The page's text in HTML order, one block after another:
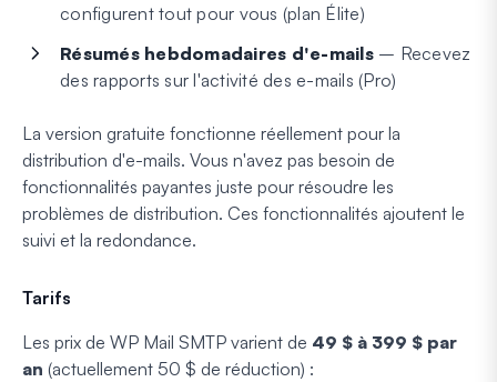
configurent tout pour vous (plan Élite)
Résumés hebdomadaires d'e-mails– Recevez
des rapports sur l'activité des e-mails (Pro)
La version gratuite fonctionne réellement pour la
distribution d'e-mails. Vous n'avez pas besoin de
fonctionnalités payantes juste pour résoudre les
problèmes de distribution. Ces fonctionnalités ajoutent le
suivi et la redondance.
Tarifs
Les prix de WP Mail SMTP varient de 49 $ à 399 $ par
an (actuellement 50 $ de réduction) :